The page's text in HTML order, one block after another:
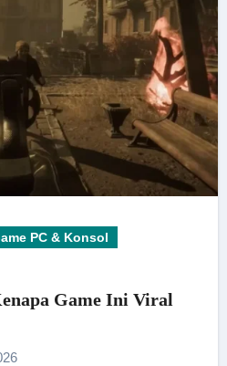
PC & Konsol
Game Ini Viral